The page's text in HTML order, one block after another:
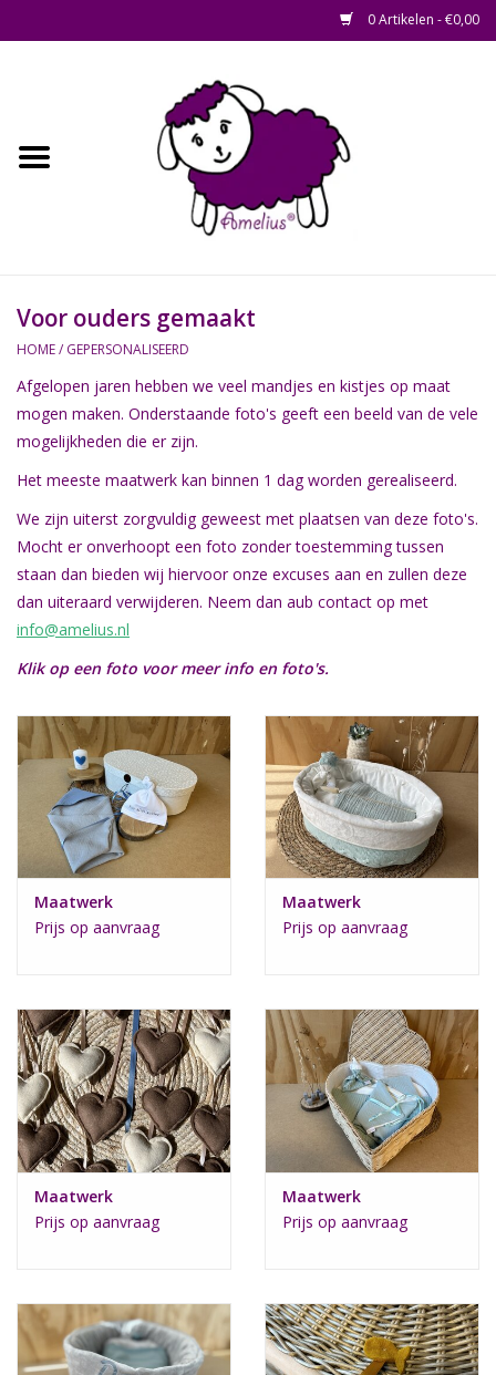
0 Artikelen - €0,00
Afscheid op maat
Waterhyacint
Hout
Watermethode /
Afscheidsbox
Natuurbegraven
Allerlei
Gepersonaliseerd
Vanaf 1 jaar
Over ons
Samenwerking
Deutsch
Voor ouders gemaakt
HOME/ GEPERSONALISEERD
Afgelopen jaren hebben we veel mandjes en kistjes op maat
mogen maken. Onderstaande foto's geeft een beeld van de vele
mogelijkheden die er zijn.
Het meeste maatwerk kan binnen 1 dag worden gerealiseerd.
We zijn uiterst zorgvuldig geweest met plaatsen van deze foto's.
Mocht er onverhoopt een foto zonder toestemming tussen
staan dan bieden wij hiervoor onze excuses aan en zullen deze
dan uiteraard verwijderen. Neem dan aub contact op met
info@amelius.nl
Klik op een foto voor meer info en foto's.
Maatwerk
Prijs op aanvraag
Maatwerk
Prijs op aanvraag
Maatwerk
Prijs op aanvraag
Maatwerk
Prijs op aanvraag